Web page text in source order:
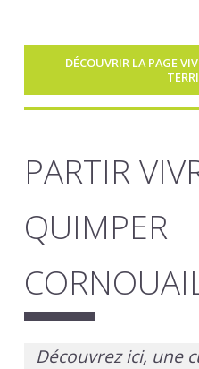
DÉCOUVRIR LA PAGE
PARTIR
QUIMPER
Découvrez ici, une